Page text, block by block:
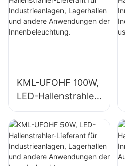
KML-UFOHF 100W,
LED-Hallenstrahler-
Lieferant für
Industrieanlagen,
Lagerhallen und
andere